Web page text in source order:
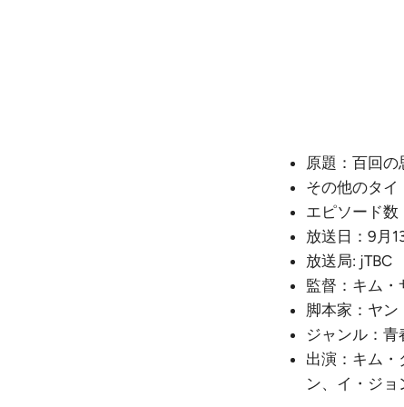
原題：百回の
その他のタイ
エピソード数
放送日：9月
放送局: jTBC
監督：キム・
脚本家：ヤン
ジャンル：
出演：キム・
ン、イ・ジョ